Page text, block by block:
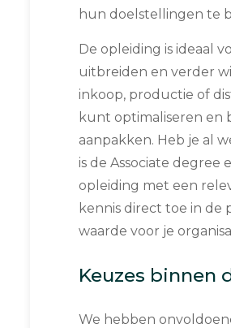
hun doelstellingen te
De opleiding is ideaal
uitbreiden en verder
inkoop, productie of
kunt optimaliseren en
aanpakken. Heb je al
is de Associate
opleiding met een
kennis direct toe in de
waarde voor je
Keuzes binnen
We hebben